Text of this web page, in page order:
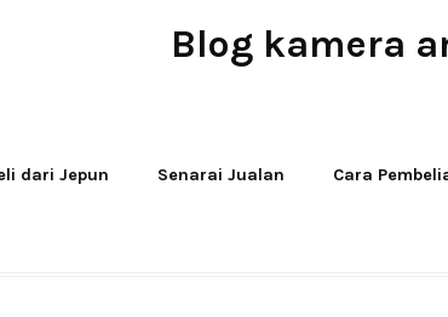
Blog kamera
dari Jepun Senarai Jualan Cara